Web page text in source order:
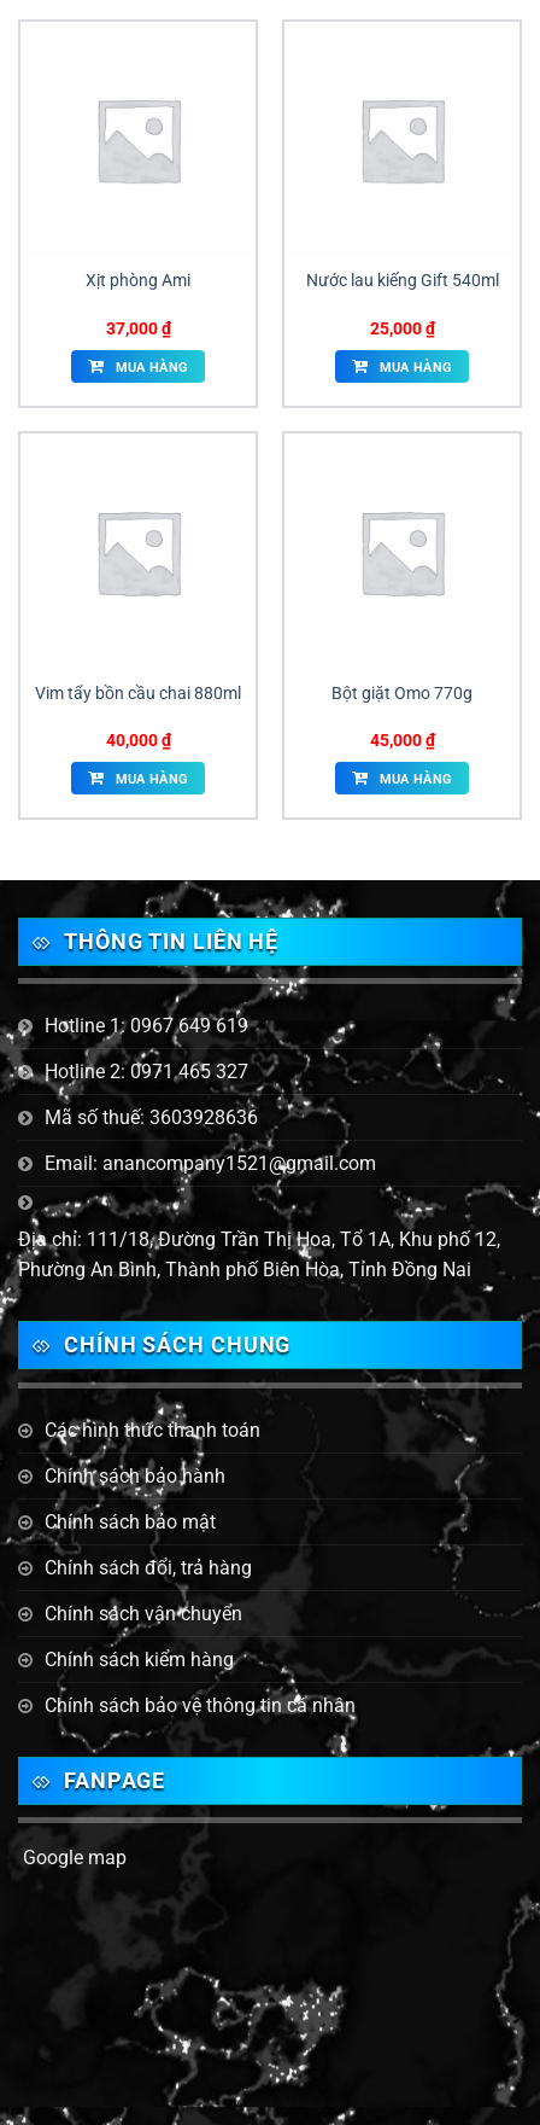
Xịt phòng Ami
37,000₫
MUA HÀNG
Nước lau kiếng Gift 540ml
25,000₫
MUA HÀNG
Vim tẩy bồn cầu chai 880ml
40,000₫
MUA HÀNG
Bột giặt Omo 770g
45,000₫
MUA HÀNG
THÔNG TIN LIÊN HỆ
Hotline 1: 0967 649 619
Hotline 2: 0971 465 327
Mã số thuế: 3603928636
Email: anancompany1521@gmail.com
Địa chỉ: 111/18, Đường Trần Thị Hoa, Tổ 1A, Khu phố 12,
Phường An Bình, Thành phố Biên Hòa, Tỉnh Đồng Nai
CHÍNH SÁCH CHUNG
Các hình thức thanh toán
Chính sách bảo hành
Chính sách bảo mật
Chính sách đổi, trả hàng
Chính sách vận chuyển
Chính sách kiểm hàng
Chính sách bảo vệ thông tin cá nhân
FANPAGE
Google map